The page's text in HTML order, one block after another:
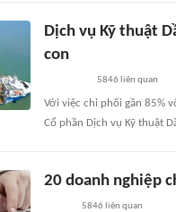
Dịch vụ Kỹ thuật
con
5846 liên quan
Với việc chi phối gần 85%
Cổ phần Dịch vụ Kỹ thuật
20 doanh nghiệp
5846 liên quan